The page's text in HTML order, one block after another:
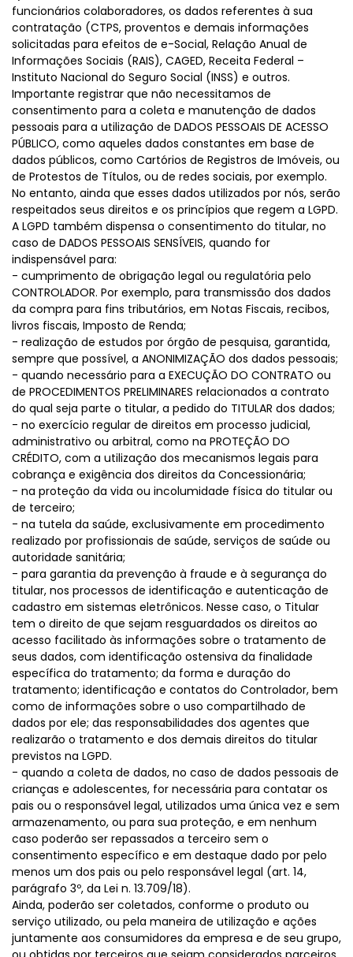
funcionários colaboradores, os dados referentes à sua
contratação (CTPS, proventos e demais informações
solicitadas para efeitos de e-Social, Relação Anual de
Informações Sociais (RAIS), CAGED, Receita Federal –
Instituto Nacional do Seguro Social (INSS) e outros.
Importante registrar que não necessitamos de
consentimento para a coleta e manutenção de dados
pessoais para a utilização de DADOS PESSOAIS DE ACESSO
PÚBLICO, como aqueles dados constantes em base de
dados públicos, como Cartórios de Registros de Imóveis, ou
de Protestos de Títulos, ou de redes sociais, por exemplo.
No entanto, ainda que esses dados utilizados por nós, serão
respeitados seus direitos e os princípios que regem a LGPD.
A LGPD também dispensa o consentimento do titular, no
caso de DADOS PESSOAIS SENSÍVEIS, quando for
indispensável para:
- cumprimento de obrigação legal ou regulatória pelo
CONTROLADOR. Por exemplo, para transmissão dos dados
da compra para fins tributários, em Notas Fiscais, recibos,
livros fiscais, Imposto de Renda;
- realização de estudos por órgão de pesquisa, garantida,
sempre que possível, a ANONIMIZAÇÃO dos dados pessoais;
- quando necessário para a EXECUÇÃO DO CONTRATO ou
de PROCEDIMENTOS PRELIMINARES relacionados a contrato
do qual seja parte o titular, a pedido do TITULAR dos dados;
- no exercício regular de direitos em processo judicial,
administrativo ou arbitral, como na PROTEÇÃO DO
CRÉDITO, com a utilização dos mecanismos legais para
cobrança e exigência dos direitos da Concessionária;
- na proteção da vida ou incolumidade física do titular ou
de terceiro;
- na tutela da saúde, exclusivamente em procedimento
realizado por profissionais de saúde, serviços de saúde ou
autoridade sanitária;
- para garantia da prevenção à fraude e à segurança do
titular, nos processos de identificação e autenticação de
cadastro em sistemas eletrônicos. Nesse caso, o Titular
tem o direito de que sejam resguardados os direitos ao
acesso facilitado às informações sobre o tratamento de
seus dados, com identificação ostensiva da finalidade
específica do tratamento; da forma e duração do
tratamento; identificação e contatos do Controlador, bem
como de informações sobre o uso compartilhado de
dados por ele; das responsabilidades dos agentes que
realizarão o tratamento e dos demais direitos do titular
previstos na LGPD.
- quando a coleta de dados, no caso de dados pessoais de
crianças e adolescentes, for necessária para contatar os
pais ou o responsável legal, utilizados uma única vez e sem
armazenamento, ou para sua proteção, e em nenhum
caso poderão ser repassados a terceiro sem o
consentimento específico e em destaque dado por pelo
menos um dos pais ou pelo responsável legal (art. 14,
parágrafo 3º, da Lei n. 13.709/18).
Ainda, poderão ser coletados, conforme o produto ou
serviço utilizado, ou pela maneira de utilização e ações
juntamente aos consumidores da empresa e de seu grupo,